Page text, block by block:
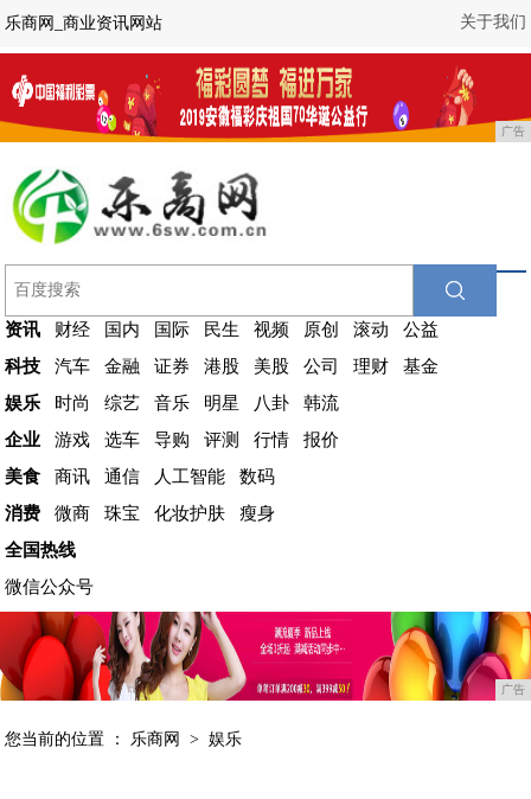
关于我们
乐商网_商业资讯网站
广告
资讯 财经 国内 国际 民生 视频 原创 滚动
公益
科技
汽车 金融 证券 港股 美股 公司 理财
基金
娱乐
时尚 综艺 音乐 明星 八卦
韩流
企业
游戏 选车 导购 评测 行情
报价
美食
商讯 通信 人工智能
数码
消费
微商 珠宝 化妆护肤
瘦身
全国热线
微信公众号
广告
您当前的位置 ： 乐商网 >娱乐